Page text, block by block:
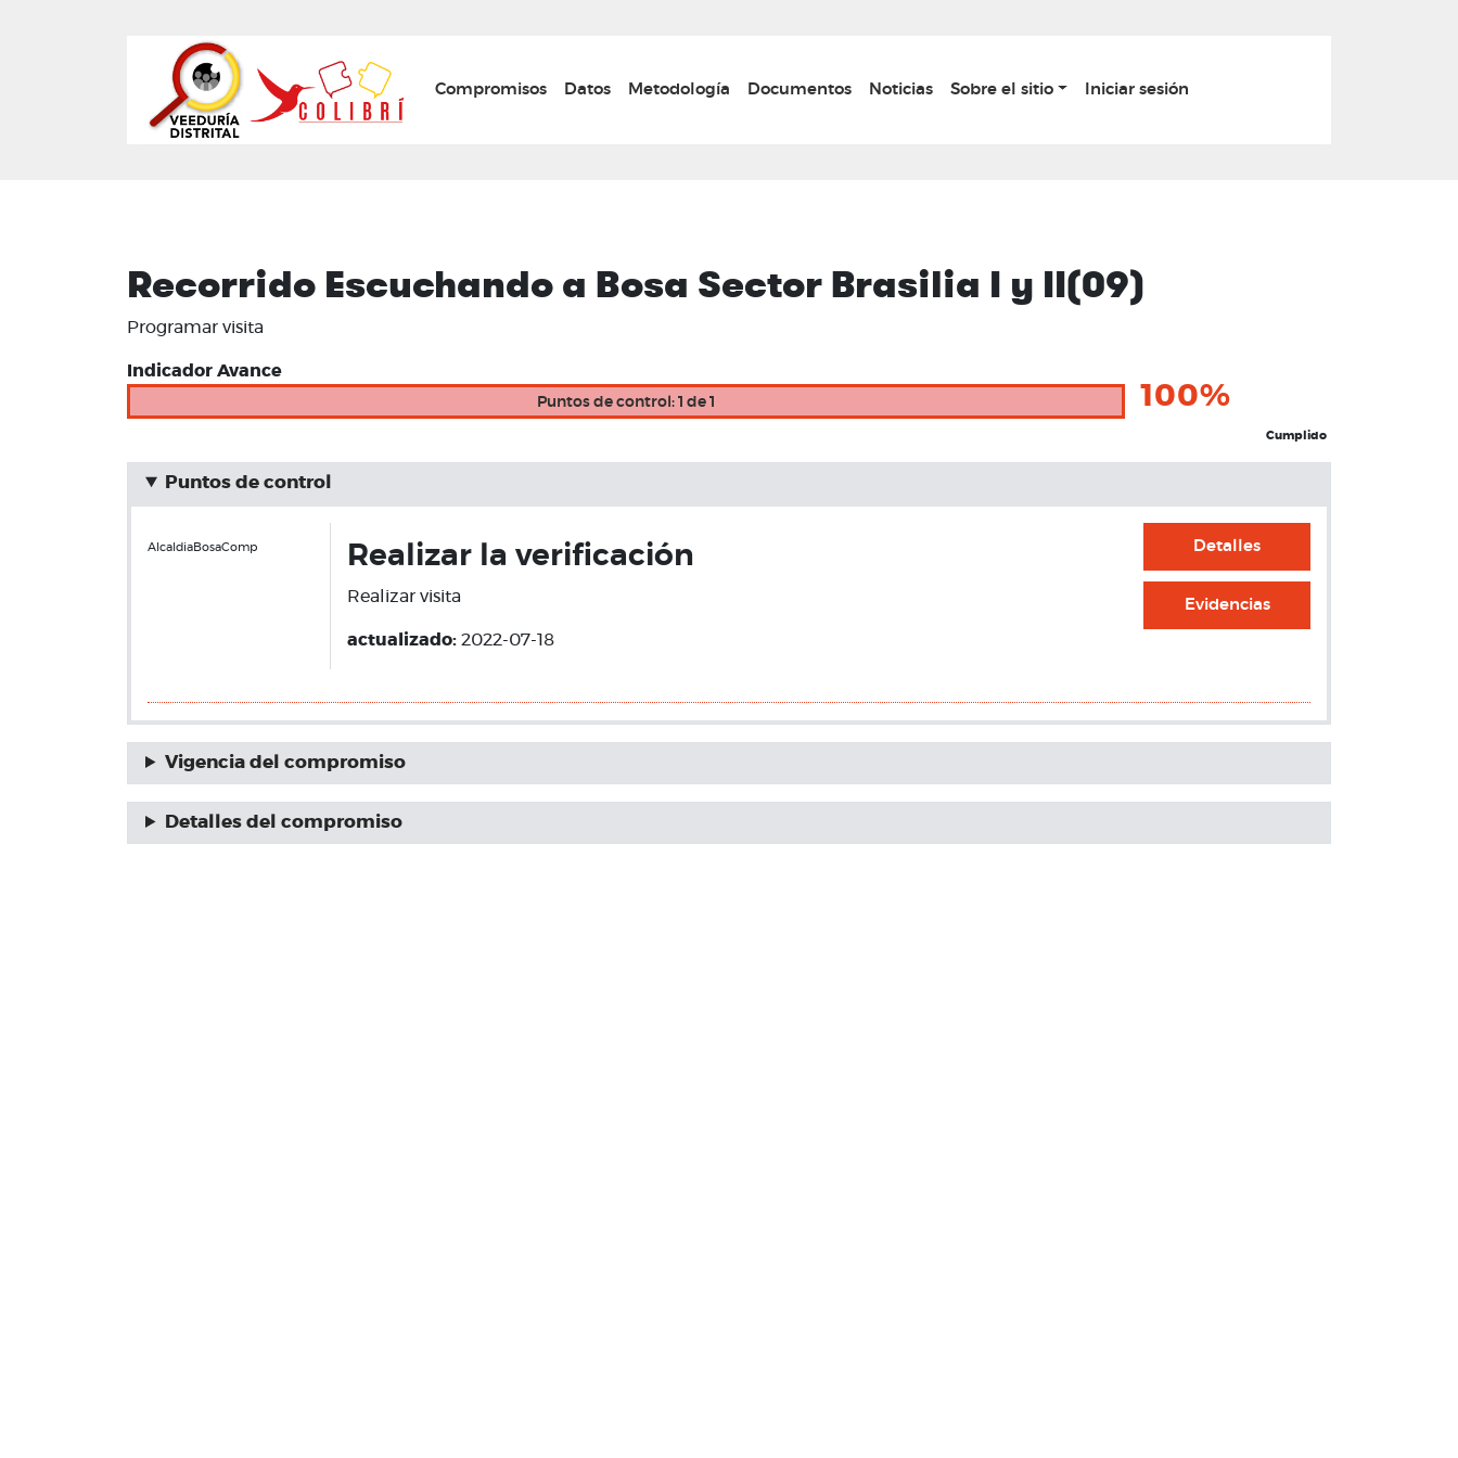
principal
Main navigation
Compromisos Datos Metodología Documentos Noticias Sobre el sitio Iniciar sesión
Recorrido Escuchando a Bosa Sector Brasilia I y II(09)
Programar visita
Indicador Avance
Puntos de control: 1 de 1 100%
Cumplido
Puntos de control
AlcaldiaBosaComp Realizar la verificación
Realizar visita
actualizado: 2022-07-18
Detalles
Evidencias
Vigencia del compromiso
Detalles del compromiso